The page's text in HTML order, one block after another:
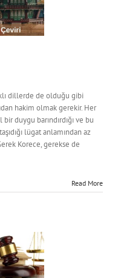
dillerde de olduğu gibi
hakim olmak gerekir. Her
duygu barındırdığı ve bu
lügat anlamından az
Korece, gerekse de
Read More